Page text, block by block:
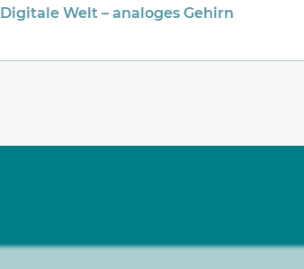
Digitale Welt – analoges Gehirn